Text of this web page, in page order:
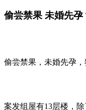
偷尝禁果 未婚先孕
偷尝禁果，未婚先孕
案发组屋有13层楼，